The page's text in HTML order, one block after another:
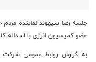
جلسه رضا سپهوند نماینده
عضو کمیسیون انرژی با اسداله
به گزارش روابط عمومی شرکت